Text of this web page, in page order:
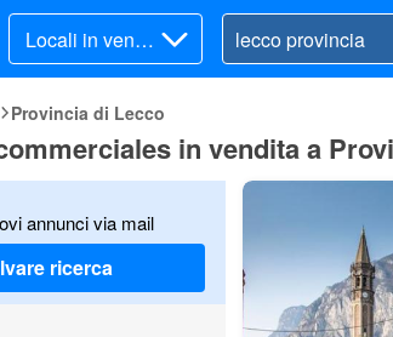
Locali in vendit
a
Provincia di Lecco
in vendita a
annunci via mail
ricerca